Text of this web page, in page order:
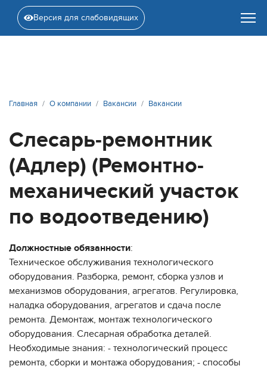
Версия для слабовидящих
Главная О компании Вакансии Вакансии
Слесарь-ремонтник
(Адлер) (Ремонтно-
механический участок
по водоотведению)
Должностные обязанности:
Техническое обслуживания технологического
оборудования. Разборка, ремонт, сборка узлов и
механизмов оборудования, агрегатов. Регулировка,
наладка оборудования, агрегатов и сдача после
ремонта. Демонтаж, монтаж технологического
оборудования. Слесарная обработка деталей.
Необходимые знания: - технологический процесс
ремонта, сборки и монтажа оборудования; - способы